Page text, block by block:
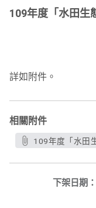
109年度「水田生
詳如附件。
相關附件
109年度「水田
下架日期：